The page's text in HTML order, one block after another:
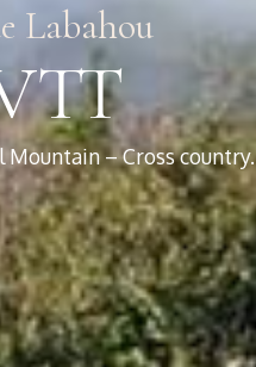
Labahou
Mountain – Cross country.